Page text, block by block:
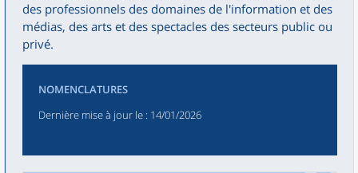
des professionnels des domaines de l'information et des
médias, des arts et des spectacles des secteurs public ou
privé.
NOMENCLATURES
Dernière mise à jour le : 14/01/2026